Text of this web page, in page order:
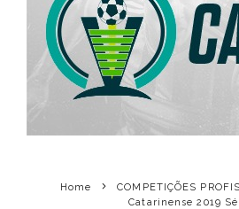
Home
COMPETIÇÕES
Catarinense 2019